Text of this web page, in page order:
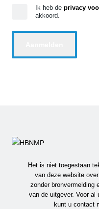
Ik heb de privacy
akkoord.
Het is niet toegestaan
van deze website
zonder bronvermelding
van de uitgever. Voor al
kunt u contact